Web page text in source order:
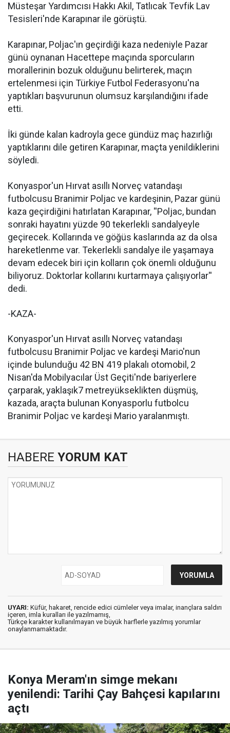
Müsteşar Yardımcısı Hakkı Akil, Tatlıcak Tevfik Lav
Tesisleri'nde Karapınar ile görüştü.
Karapınar, Poljac'ın geçirdiği kaza nedeniyle Pazar
günü oynanan Hacettepe maçında sporcuların
morallerinin bozuk olduğunu belirterek, maçın
ertelenmesi için Türkiye Futbol Federasyonu'na
yaptıkları başvurunun olumsuz karşılandığını ifade
etti.
İki günde kalan kadroyla gece gündüz maç hazırlığı
yaptıklarını dile getiren Karapınar, maçta yenildiklerini
söyledi.
Konyaspor'un Hırvat asıllı Norveç vatandaşı
futbolcusu Branimir Poljac ve kardeşinin, Pazar günü
kaza geçirdiğini hatırlatan Karapınar, ''Poljac, bundan
sonraki hayatını yüzde 90 tekerlekli sandalyeyle
geçirecek. Kollarında ve göğüs kaslarında az da olsa
hareketlenme var. Tekerlekli sandalye ile yaşamaya
devam edecek biri için kolların çok önemli olduğunu
biliyoruz. Doktorlar kollarını kurtarmaya çalışıyorlar''
dedi.
-KAZA-
Konyaspor'un Hırvat asıllı Norveç vatandaşı
futbolcusu Branimir Poljac ve kardeşi Mario'nun
içinde bulunduğu 42 BN 419 plakalı otomobil, 2
Nisan'da Mobilyacılar Üst Geçiti'nde bariyerlere
çarparak, yaklaşık7 metreyükseklikten düşmüş,
kazada, araçta bulunan Konyasporlu futbolcu
Branimir Poljac ve kardeşi Mario yaralanmıştı.
HABERE YORUM KAT
UYARI: Küfür, hakaret, rencide edici cümleler veya imalar, inançlara saldırı
içeren, imla kuralları ile yazılmamış,
Türkçe karakter kullanılmayan ve büyük harflerle yazılmış yorumlar
onaylanmamaktadır.
Konya Meram'ın simge mekanı
yenilendi: Tarihi Çay Bahçesi kapılarını
açtı